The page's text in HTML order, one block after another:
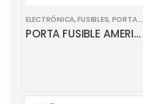
ELECTRÓNICA,FUSIBLES, PORTA FUSIBLES
PORTA FUSIBLE AMERICANO CON BASE